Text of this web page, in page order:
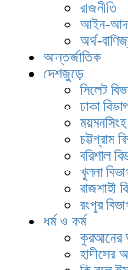
রাজনীতি
আইন-
অর্থ-
আন্তর্জাতিক
দেশজুড়ে
সিলেট
ঢাকা
চট্টগ্রাম
বরিশাল
খুলনা
রাজশাহী
রংপুর
ধর্ম ও কর্ম
কুরআনের
হাদীসের